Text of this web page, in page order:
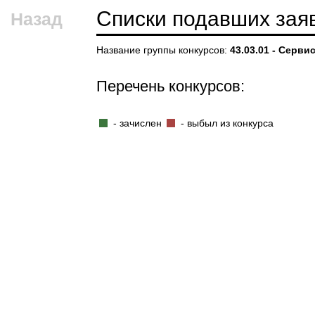
Назад Списки подавших
Название группы конкурсов: 43.03.01 - Сервис
Перечень конкурсов:
- зачислен - выбыл из конкурса